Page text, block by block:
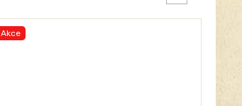
Akce